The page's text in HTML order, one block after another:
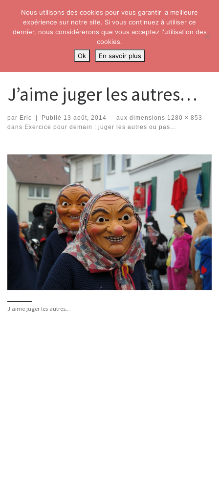
Skip to content
Search
Exercice pour demain : juger les autres ou pas…
J’aime juger les autres…
par Eric | Publié 13 août, 2014 - aux dimensions 1280 × 853
dans Exercice pour demain : juger les autres ou pas…
Navigation dans les images
J'aime juger les autres...
Nous utilisons des cookies pour vous garantir la meilleure
expérience sur notre site. Si vous continuez à utiliser ce
dernier, nous considérerons que vous acceptez l'utilisation des
cookies.
Ok
En savoir plus